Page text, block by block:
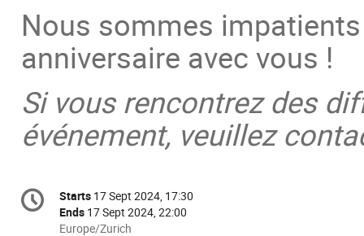
Nous sommes
anniversaire avec vous !
Si vous rencontrez des
événement, veuillez
Conference
information
Date/Time
Starts 17 Sept 2024, 17:30
Ends 17 Sept 2024, 22:00
All
Europe/Zurich